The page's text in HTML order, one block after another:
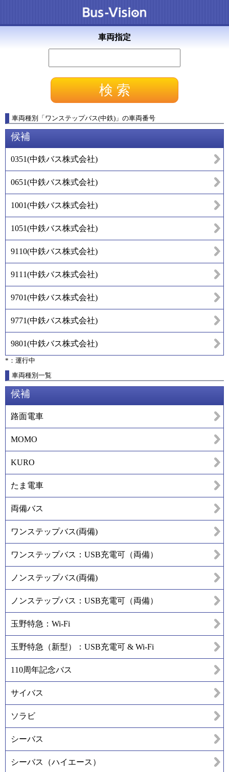
車両指定
車両種別 「 ワンステップバス(中鉄) 」 の車両番号
候補
0351(中鉄バス株式会社)
0651(中鉄バス株式会社)
1001(中鉄バス株式会社)
1051(中鉄バス株式会社)
9110(中鉄バス株式会社)
9111(中鉄バス株式会社)
9701(中鉄バス株式会社)
9771(中鉄バス株式会社)
9801(中鉄バス株式会社)
*：運行中
車両種別一覧
候補
路面電車
MOMO
KURO
たま電車
両備バス
ワンステップバス(両備)
ワンステップバス：USB充電可（両備）
ノンステップバス(両備)
ノンステップバス：USB充電可（両備）
玉野特急：Wi-Fi
玉野特急（新型）：USB充電可 & Wi-Fi
110周年記念バス
サイバス
ソラビ
シーバス
シーバス（ハイエース）